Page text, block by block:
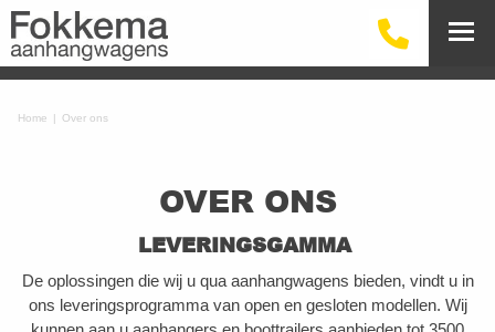
Home Over ons
OVER ONS
LEVERINGSGAMMA
De oplossingen die wij u qua aanhangwagens bieden, vindt u in
ons leveringsprogramma van open en gesloten modellen. Wij